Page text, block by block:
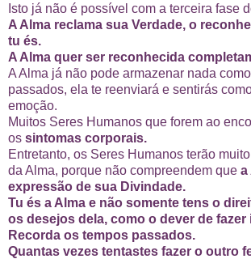
Isto já não é possível com a terceira fase
A Alma reclama sua Verdade, o
tu és.
A Alma quer ser reconhecida
A Alma já não pode armazenar nada
passados, ela te reenviará e sentirás
emoção.
Muitos Seres Humanos que forem ao
os sintomas corporais.
Entretanto, os Seres Humanos terão
da Alma, porque não compreendem que a
expressão de sua Divindade.
Tu és a Alma e não somente tens o
os desejos dela, como o dever de fazer
Recorda os tempos passados.
Quantas vezes tentastes fazer o outro